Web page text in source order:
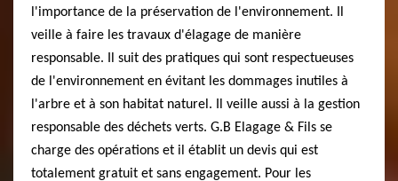
l'importance de la préservation de l'environnement. Il
veille à faire les travaux d'élagage de manière
responsable. Il suit des pratiques qui sont respectueuses
de l'environnement en évitant les dommages inutiles à
l'arbre et à son habitat naturel. Il veille aussi à la gestion
responsable des déchets verts. G.B Elagage & Fils se
charge des opérations et il établit un devis qui est
totalement gratuit et sans engagement. Pour les